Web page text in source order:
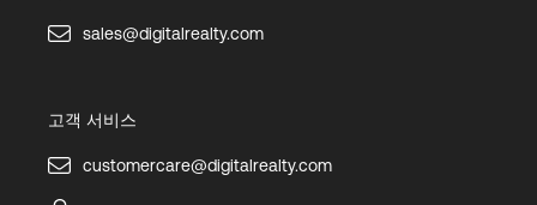
sales@digitalrealty.com
고객 서비스
customercare@digitalrealty.com